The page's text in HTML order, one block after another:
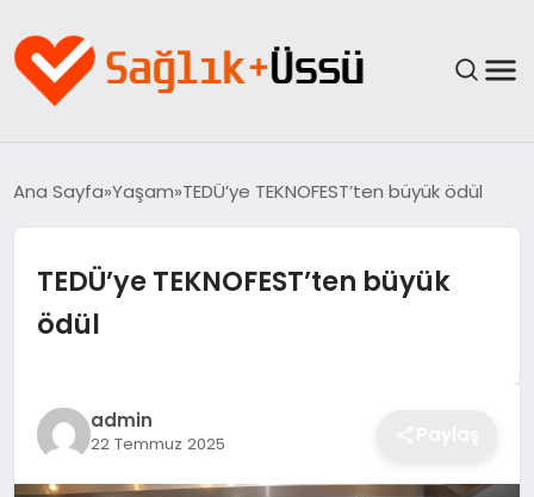
YAŞAM
SAĞLIK
SPOR & FITNESS
BESLENME
Ana Sayfa Yaşam TEDÜ’ye TEKNOFEST’ten büyük ödül
TEDÜ’ye TEKNOFEST’ten büyük
ödül
admin
22 Temmuz 2025